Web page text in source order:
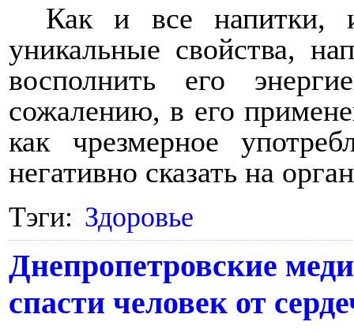
Как и все напитки,
уникальные свойства,
восполнить его
сожалению, в его
как чрезмерное
негативно сказать на
Тэги: Здоровье
Днепропетровские
спасти человек от